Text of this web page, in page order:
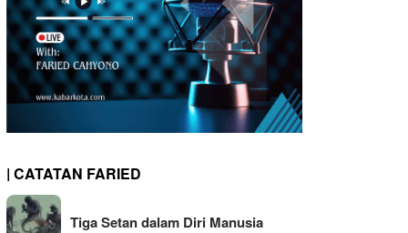
| CATATAN FARIED
Tiga Setan dalam Diri Manusia